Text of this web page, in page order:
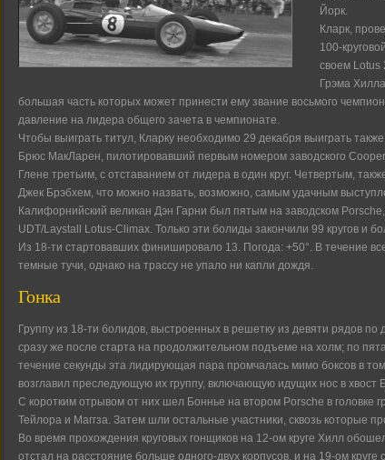
Йорк.
Кларк,
100-
своем Lotus
Грэма
большая часть которых может принести ему звание восьмого
давление на лидера общего зачета в чемпионате.
Чтобы выиграть титул, Кларку необходимо 29 декабря выиграть
Брюс МакЛарен, пилотировавший первым номером заводского
Глене третьим, с отставанием от лидера в один круг. Четвертым,
Джек Брэбхем, что можно назвать, возможно, самым удачным
Калифорнийский великан Дэн Гарни был пятым на заводском
UDT/Laystall Lotus-Climax. Только эти болиды закончили 99 кругов и
Из 18-ти стартовавших финишировало 13. Погода: +50°. В течение
темные тучи, однако на трассу не упало ни капли дождя.
Гонка
Группу из 18-ти болидов, выстроенных в решетку из девяти рядов по
сразу же после старта на продолжительном подъеме на холм; по
течение секунды эта лидирующая пара промчалась мимо боксов в
возглавил преследующую их группу, включающую идущих нос в хвост
С коротким отрывом от них шел Боннье на втором Porsche в головке
Тейлора и Маггза. Затем шли остальные участники, сквозь которые
Во время прохождения круговых гонщиков на 12-ом круге Хилл
отстал на расстояние больше одного-двух корпусов, и на 19-ом круге